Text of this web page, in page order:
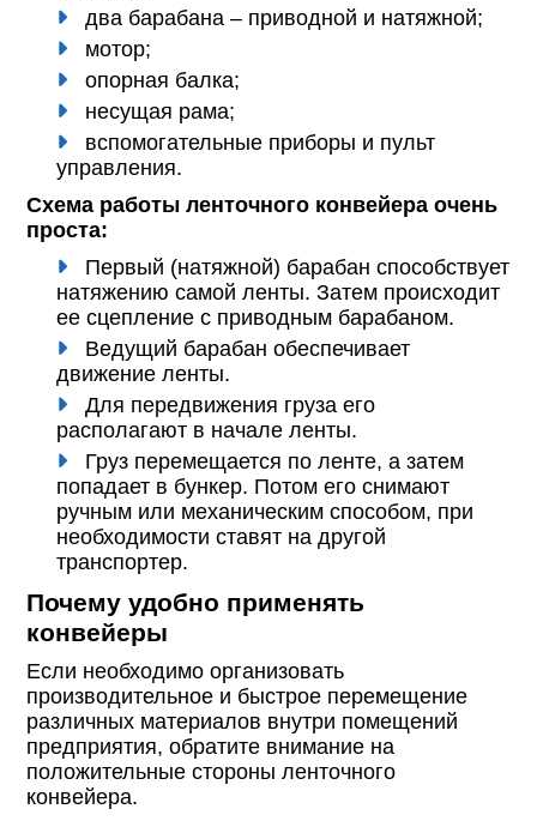
два барабана – приводной и натяжной;
мотор;
опорная балка;
несущая рама;
вспомогательные приборы и пульт
управления.
Схема работы ленточного конвейера очень
проста:
Первый (натяжной) барабан способствует
натяжению самой ленты. Затем происходит
ее сцепление с приводным барабаном.
Ведущий барабан обеспечивает
движение ленты.
Для передвижения груза его
располагают в начале ленты.
Груз перемещается по ленте, а затем
попадает в бункер. Потом его снимают
ручным или механическим способом, при
необходимости ставят на другой
транспортер.
Почему удобно применять
конвейеры
Если необходимо организовать
производительное и быстрое перемещение
различных материалов внутри помещений
предприятия, обратите внимание на
положительные стороны ленточного
конвейера.